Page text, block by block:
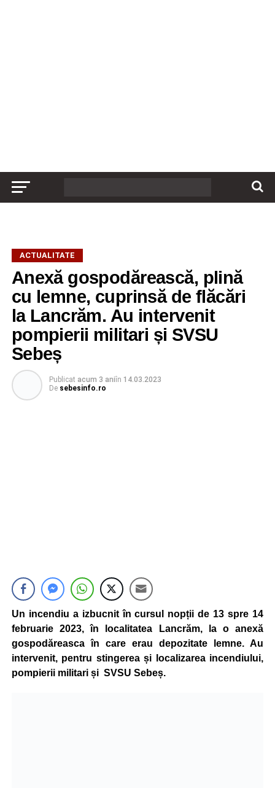
ACTUALITATE
Anexă gospodărească, plină
cu lemne, cuprinsă de flăcări
la Lancrăm. Au intervenit
pompierii militari și SVSU
Sebeș
Publicat acum 3 aniîn 14.03.2023
De sebesinfo.ro
Un incendiu a izbucnit în cursul nopții de 13 spre 14
februarie 2023, în localitatea Lancrăm, la o anexă
gospodăreasca în care erau depozitate lemne. Au
intervenit, pentru stingerea și localizarea incendiului,
pompierii militari și SVSU Sebeș.